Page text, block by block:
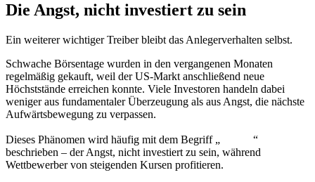
Die Angst, nicht investiert zu sein
Ein weiterer wichtiger Treiber bleibt das Anlegerverhalten selbst.
Schwache Börsentage wurden in den vergangenen Monaten
regelmäßig gekauft, weil der US-Markt anschließend neue
Höchststände erreichen konnte. Viele Investoren handeln dabei
weniger aus fundamentaler Überzeugung als aus Angst, die nächste
Aufwärtsbewegung zu verpassen.
Dieses Phänomen wird häufig mit dem Begriff „
“
beschrieben – der Angst, nicht investiert zu sein, während
Wettbewerber von steigenden Kursen profitieren.